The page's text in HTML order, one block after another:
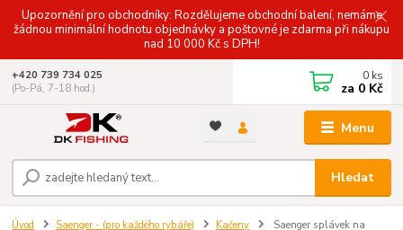
Upozornění pro obchodníky: Rozdělujeme obchodní balení, nemáme
žádnou minimální hodnotu objednávky a poštovné je zdarma při nákupu
nad 10 000 Kč s DPH!
Menu
Hledat
+420 739 734 025
(Po-Pá, 7-18 hod.)
0 ks
za 0 Kč
Úvod Saenger - (pro každého rybáře) Kačeny
Saenger splávek na